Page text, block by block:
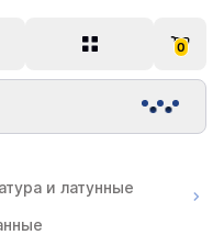
0
и латунные